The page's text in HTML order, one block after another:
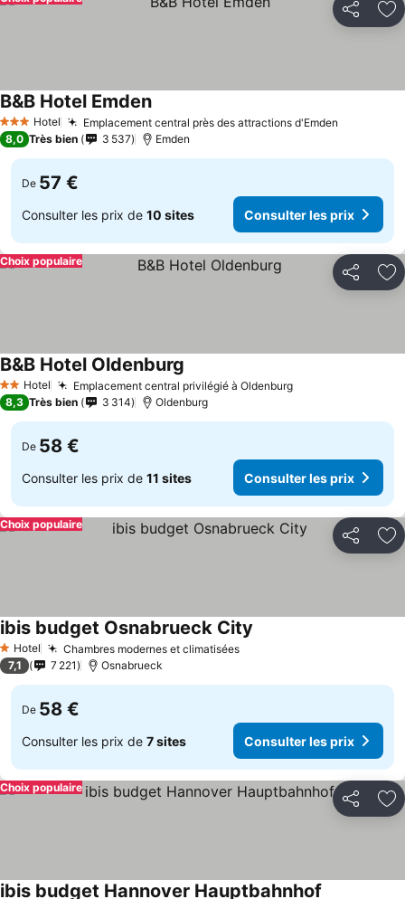
Partager
3 ÉtoilesHotel Emplacement central près des attractions d'Emden
B&B Hotel Emden
8,0 Très bien 3 537 Emden
De 57 €
Consulter les prix de 10 sites Consulter les prix
Partager
Choix populaire
2 Étoiles
Hotel Emplacement central privilégié à Oldenburg
B&B Hotel Oldenburg
8,3 Très bien 3 314 Oldenburg
De 58 €
Consulter les prix de 11 sites Consulter les prix
Partager
Choix populaire
1 Étoiles
Hotel Chambres modernes et climatisées
ibis budget Osnabrueck City
7,1 7 221 Osnabrueck
De 58 €
Consulter les prix de 7 sites Consulter les prix
Partager
Choix populaire
ibis budget Hannover Hauptbahnhof